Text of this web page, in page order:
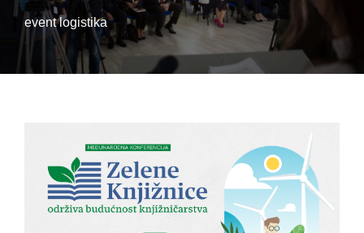
event logistika